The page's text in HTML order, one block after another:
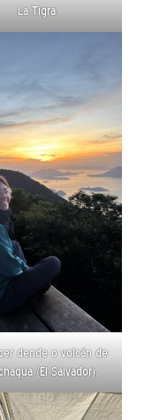
La Tigra.
dende o volcán de
(El Salvador).